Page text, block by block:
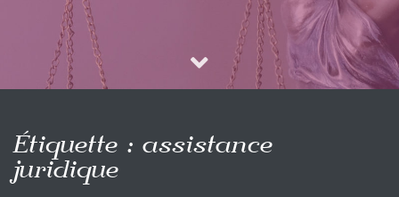
Étiquette : assistance
juridique